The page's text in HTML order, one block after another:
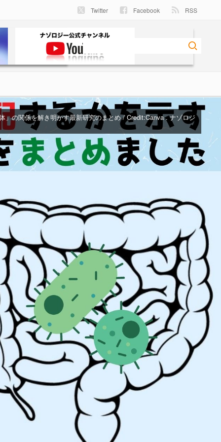
Twitter Facebook RSS
」の関係を解き明かす最新研究のまとめ / Credit:Canva . ナゾロジ